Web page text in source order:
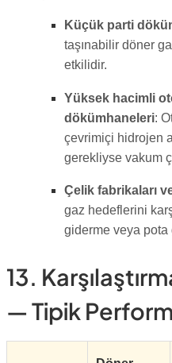
Küçük parti
taşınabilir döner
etkilidir.
Yüksek hacimli
dökümhaneleri:
çevrimiçi hidrojen
gerekliyse vakum
Çelik fabrikaları
gaz hedeflerini
giderme veya
13.
— Tipik